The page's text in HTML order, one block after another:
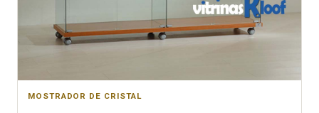
MOSTRADOR DE CRISTAL